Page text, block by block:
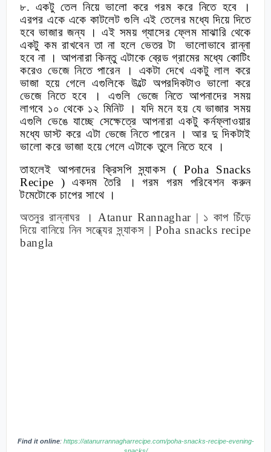
৮. একটু তেল নিয়ে ভালো করে গরম করে নিতে হবে ।
এরপর একে একে কাটলেট গুলি এই তেলের মধ্যে দিয়ে দিতে
হবে ভাজার জন্য । এই সময় গ্যাসের ফ্লেম মাঝারি থেকে
একটু কম রাখবেন তা না হলে ভেতর টা ভালোভাবে রান্না
হবে না । আপনারা কিন্তু এটাকে ব্রেড গ্রামের মধ্যে কোটিং
করেও ভেজে নিতে পারেন । একটা দেখে একটু লাল করে
ভাজা হয়ে গেলে এগুলিকে উল্টে অপরদিকটাও ভালো করে
ভেজে নিতে হবে । এগুলি ভেজে নিতে আপনাদের সময়
লাগবে ১০ থেকে ১২ মিনিট । যদি মনে হয় যে ভাজার সময়
এগুলি ভেঙে যাচ্ছে সেক্ষেত্রে আপনারা একটু কর্নফ্লাওয়ার
মধ্যে ডাস্ট করে এটা ভেজে নিতে পারেন । আর দু দিকটাই
ভালো করে ভাজা হয়ে গেলে এটাকে তুলে নিতে হবে ।
তাহলেই আপনাদের ক্রিসপি স্ন্যাকস ( Poha Snacks
Recipe )একদম তৈরি ।
গরম গরম পরিবেশন করুন
টমেটোকে চাপের সাথে
।
অতনুর রান্নাঘর । Atanur Rannaghar | ১ কাপ চিঁড়ে
দিয়ে বানিয়ে নিন সন্ধ্যের স্ন্যাকস | Poha snacks recipe
bangla
Find it online: https://atanurrannagharrecipe.com/poha-snacks-recipe-evening-